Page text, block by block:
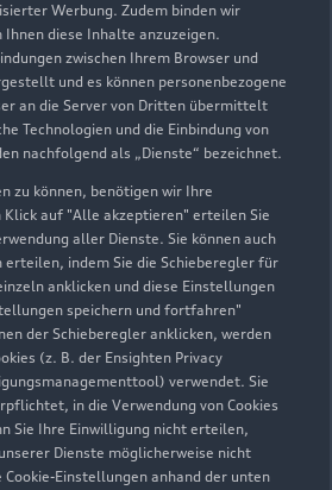
Werbung. Zudem binden wir
diese Inhalte anzuzeigen.
zwischen Ihrem Browser und
und es können personenbezogene
an die Server von Dritten übermittelt
Technologien und die Einbindung von
nachfolgend als „Dienste“ bezeichnet.
zu können, benötigen wir Ihre
auf "Alle akzeptieren" erteilen Sie
aller Dienste. Sie können auch
erteilen, indem Sie die Schieberegler für
anklicken und diese Einstellungen
speichern und fortfahren"
der Schieberegler anklicken, werden
(z. B. der Ensighten Privacy
verwendet. Sie
in die Verwendung von Cookies
Sie Ihre Einwilligung nicht erteilen,
Dienste möglicherweise nicht
Cookie-Einstellungen anhand der unten
Straße 47